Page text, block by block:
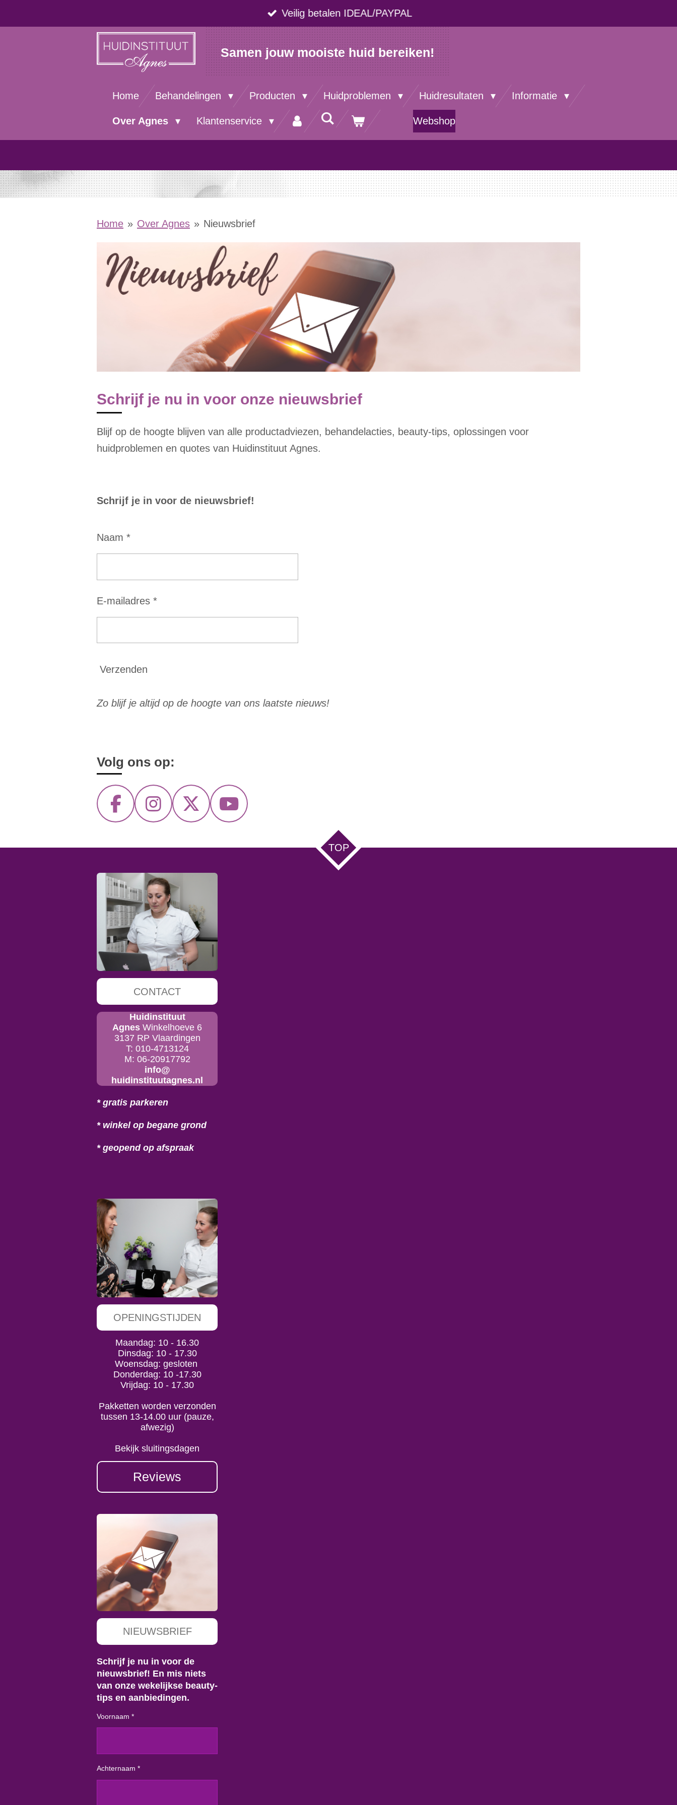
direct
Veilig betalen IDEAL/PAYPAL
Samen jouw mooiste huid bereiken!
Home Behandelingen Producten Huidproblemen Huidresultaten Informatie
Over Agnes Klantenservice Webshop
Home » Over Agnes » Nieuwsbrief
Schrijf je nu in voor onze nieuwsbrief
Blijf op de hoogte blijven van alle productadviezen, behandel acties, beauty-tips, oplossingen voor
huidproblemen en quotes van Huidinstituut Agnes.
Schrijf je in voor de nieuwsbrief!
Naam *
E-mailadres *
Verzenden
Zo blijf je altijd op de hoogte van ons laatste nieuws!
Volg ons op:
F
c
b
o
o
k
I
s
a
g
r
a
m
X
Y
u
TOP
CONTACT
Huidinstituut
Agnes Winkelhoeve 6
3137 RP Vlaardingen
T: 010-4713124
M: 06-20917792
info@
huidinstituutagnes.nl
* gratis parkeren
* winkel op begane grond
* geopend op afspraak
OPENINGSTIJDEN
Maandag: 10 - 16.30
Dinsdag: 10 - 17.30
Woensdag: gesloten
Donderdag: 10 -17.30
Vrijdag: 10 - 17.30
Pakketten worden verzonden
tussen 13-14.00 uur (pauze,
afwezig)
Bekijk sluitingsdagen
Reviews
NIEUWSBRIEF
Schrijf je nu in voor de
nieuwsbrief! En mis niets
van onze wekelijkse beauty-
tips en aanbiedingen.
Voornaam *
Achternaam *